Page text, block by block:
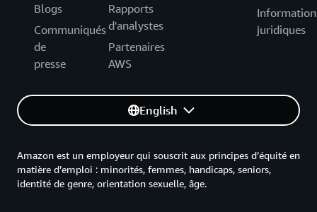
Blogs
Communiqués
de
presse
Rapports
d'analystes
Partenaires
AWS
juridiques
English
Amazon est un employeur qui souscrit aux principes d’équité en
matière d’emploi : minorités, femmes, handicaps, seniors,
identité de genre, orientation sexuelle, âge.